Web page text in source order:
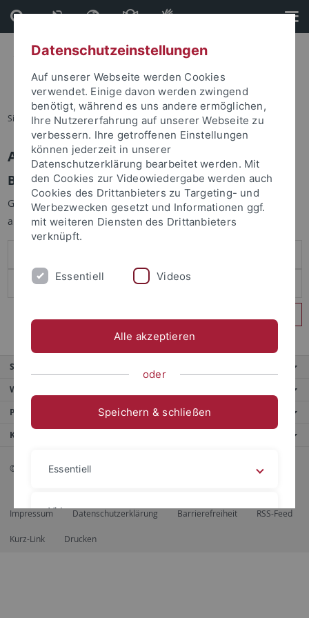
Direkt
zum
Inhalt
Direkt
zur
Fußleiste
Sie sind hier: Startseite
Anmelden
Benutzeranmeldung
Geben Sie Ihren Benutzernamen und Ihr Passwort an um sich
anzumelden:
Service
Weitere Angebote
Portale
Kontaktinfo
© 2026 Eberhard Karls Universität Tübingen, Tübingen
Impressum Datenschutzerklärung Barrierefreiheit RSS-Feed
Kurz-Link Drucken
Datenschutzeinstellungen
Auf unserer Webseite werden Cookies
verwendet. Einige davon werden zwingend
benötigt, während es uns andere ermöglichen,
Ihre Nutzererfahrung auf unserer Webseite zu
verbessern. Ihre getroffenen Einstellungen
können jederzeit in unserer
Datenschutzerklärung bearbeitet werden. Mit
den Cookies zur Videowiedergabe werden auch
Cookies des Drittanbieters zu Targeting- und
Werbezwecken gesetzt und Informationen ggf.
mit weiteren Diensten des Drittanbieters
verknüpft.
Essentiell Videos
Alle akzeptieren
oder
Speichern & schließen
Essentiell
Videos